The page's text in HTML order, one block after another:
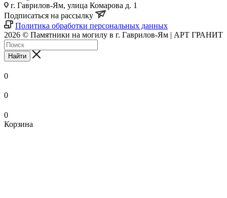
г. Гаврилов-Ям, улица Комарова д. 1
Подписаться на рассылку
Политика обработки персональных данных
2026 © Памятники на могилу в г. Гаврилов-Ям | АРТ ГРАНИТ
Найти
0
0
0
Корзина